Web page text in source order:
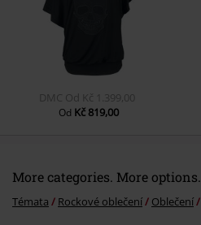
Odeslat komentář
DMC Od Kč 1.399,00
Od Kč 819,00
More categories. More options.
Témata Rockové oblečení Oblečení